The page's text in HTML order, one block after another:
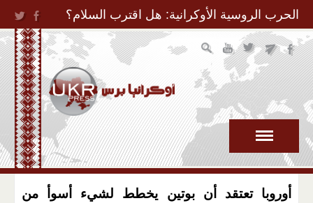
Jump to Navigation
الحرب الروسية الأوكرانية: هل اقترب السلام؟
أوروبا تعتقد أن بوتين يخطط لشيء أسوأ من